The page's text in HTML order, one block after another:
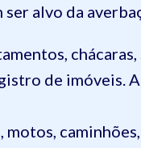
ser alvo da
de imóveis.
motos,